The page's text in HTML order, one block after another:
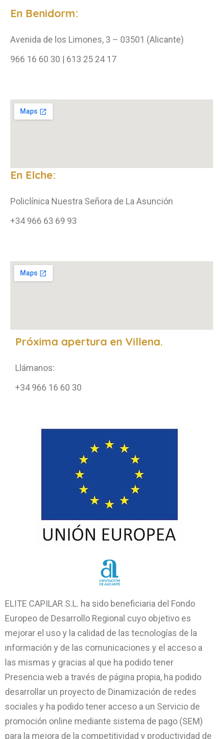
En Benidorm:
Avenida de los Limones, 3 – 03501 (Alicante)
966 16 60 30 | 613 25 24 17
En Elche:
Policlínica Nuestra Señora de La Asunción
+34 966 63 69 93
Próxima apertura en Villena.
Llámanos:
+34 966 16 60 30
ELITE CAPILAR S.L. ha sido beneficiaria del Fondo
Europeo de Desarrollo Regional cuyo objetivo es
mejorar el uso y la calidad de las tecnologías de la
información y de las comunicaciones y el acceso a
las mismas y gracias al que ha podido tener
Presencia web a través de página propia, ha podido
desarrollar un proyecto de Dinamización de redes
sociales y ha podido tener acceso a un Servicio de
promoción online mediante sistema de pago (SEM)
para la mejora de la competitividad y productividad de